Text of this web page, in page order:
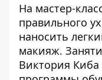
На мастер-
правильного
наносить
макияж.
Виктория